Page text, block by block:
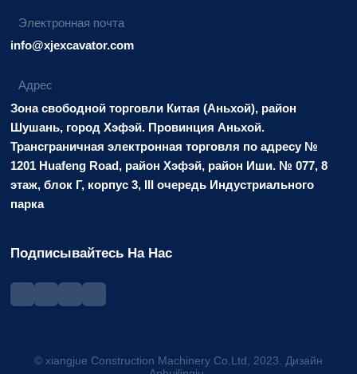
Электронная почта
info@xjexcavator.com
Адрес
Зона свободной торговли Китая (Аньхой), район
Шушань, город Хэфэй. Провинция Аньхой.
Трансграничная электронная торговля по адресу №
1201 Huafeng Road, район Хэфэй, район Иши. № 077, 8
этаж, блок Г, корпус 3, III очередь Индустриального
парка
Подписывайтесь На Нас
© xiangjue Construction Machinery Co.Ltd, 2023. Дизайн